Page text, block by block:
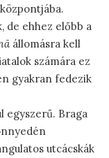
de ehhez előbb a
állomásra kell
számára ez
gyakran fedezik
egyszerű. Braga
utcácskák